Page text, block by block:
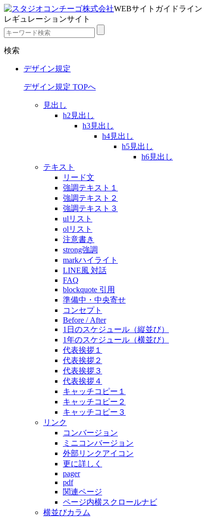
WEBサイトガイドライン
レギュレーションサイト
検索
デザイン規定
デザイン規定 TOPへ
見出し
h2見出し
h3見出し
h4見出し
h5見出し
h6見出し
テキスト
リード文
強調テキスト１
強調テキスト２
強調テキスト３
ulリスト
olリスト
注意書き
strong強調
markハイライト
LINE風 対話
FAQ
blockquote 引用
準備中・中央寄せ
コンセプト
Before / After
1日のスケジュール（縦並び）
1年のスケジュール（横並び）
代表挨拶１
代表挨拶２
代表挨拶３
代表挨拶４
キャッチコピー１
キャッチコピー２
キャッチコピー３
リンク
コンバージョン
ミニコンバージョン
外部リンクアイコン
更に詳しく
pager
pdf
関連ページ
ページ内横スクロールナビ
横並びカラム